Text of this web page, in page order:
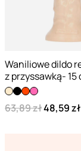
Waniliowe dildo
z przyssawką- 15
63,89 zł48,59 zł